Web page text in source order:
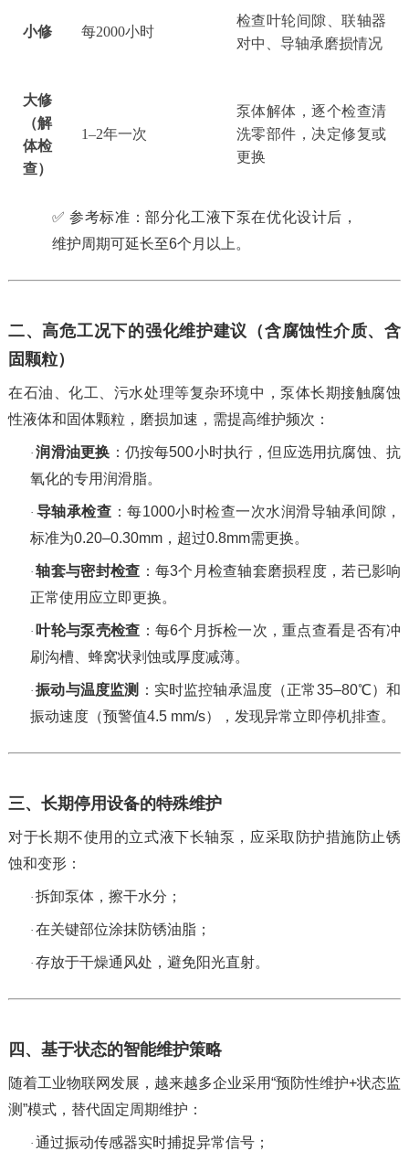
小修 每2000小时
检查叶轮间隙、联轴器
对中、导轴承磨损情况
大修
（解
体检
查）
1–2年一次
泵体解体，逐个检查清
洗零部件，决定修复或
更换
✅ 参考标准：部分化工液下泵在优化设计后，
维护周期可延长至6个月以上。
二、高危工况下的强化维护建议（含腐蚀性介质、含
固颗粒）
在石油、化工、污水处理等复杂环境中，泵体长期接触腐蚀
性液体和固体颗粒，磨损加速，需提高维护频次：
· 润滑油更换 ‌：仍按每500小时执行，但应选用抗腐蚀、抗
氧化的专用润滑脂。
· 导轴承检查 ‌：每1000小时检查一次水润滑导轴承间隙，
标准为0.20–0.30mm，超过0.8mm需更换。
· 轴套与密封检查 ‌：每3个月检查轴套磨损程度，若已影响
正常使用应立即更换。
· 叶轮与泵壳检查 ‌：每6个月拆检一次，重点查看是否有冲
刷沟槽、蜂窝状剥蚀或厚度减薄。
· 振动与温度监测
‌：实时监控轴承温度（正常35–80℃）和
振动速度（预警值4.5 mm/s），发现异常立即停机排查。
三、长期停用设备的特殊维护
对于长期不使用的立式液下长轴泵 ，应采取防护措施防止锈
蚀和变形：
· 拆卸泵体，擦干水分；
· 在关键部位涂抹防锈油脂；
· 存放于干燥通风处，避免阳光直射。
四、基于状态的智能维护策略
随着工业物联网发展，越来越多企业采用“预防性维护+状态监
测”模式，替代固定周期维护：
· 通过振动传感器实时捕捉异常信号；